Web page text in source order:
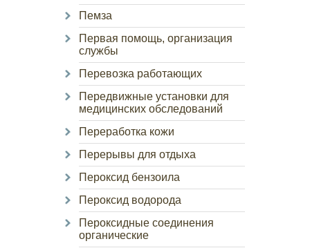
Пемза
Первая помощь, организация
службы
Перевозка работающих
Передвижные установки для
медицинских обследований
Переработка кожи
Перерывы для отдыха
Пероксид бензоила
Пероксид водорода
Пероксидные соединения
органические